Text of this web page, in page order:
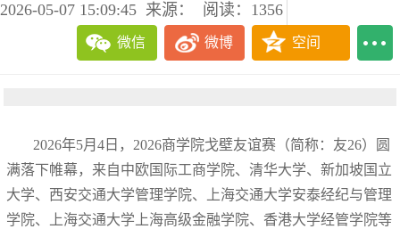
2026-05-07 15:09:45 来源： 阅读：1356
微信 微博 空间
2026年5月4日，2026商学院戈壁友谊赛（简称：友26）圆
满落下帷幕，来自中欧国际工商学院、清华大学、新加坡国立
大学、西安交通大学管理学院、上海交通大学安泰经纪与管理
学院、上海交通大学上海高级金融学院、香港大学经管学院等